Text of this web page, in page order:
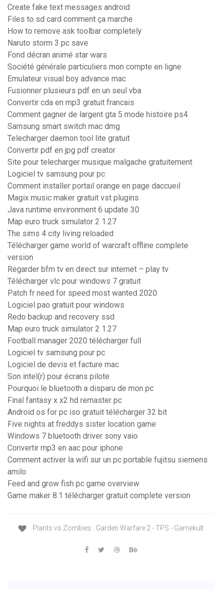
Create fake text messages android
Files to sd card comment ça marche
How to remove ask toolbar completely
Naruto storm 3 pc save
Fond décran animé star wars
Société générale particuliers mon compte en ligne
Emulateur visual boy advance mac
Fusionner plusieurs pdf en un seul vba
Convertir cda en mp3 gratuit francais
Comment gagner de largent gta 5 mode histoire ps4
Samsung smart switch mac dmg
Telecharger daemon tool lite gratuit
Convertir pdf en jpg pdf creator
Site pour telecharger musique malgache gratuitement
Logiciel tv samsung pour pc
Comment installer portail orange en page daccueil
Magix music maker gratuit vst plugins
Java runtime environment 6 update 30
Map euro truck simulator 2 1.27
The sims 4 city living reloaded
Télécharger game world of warcraft offline complete
version
Regarder bfm tv en direct sur internet – play tv
Télécharger vlc pour windows 7 gratuit
Patch fr need for speed most wanted 2020
Logiciel pao gratuit pour windows
Redo backup and recovery ssd
Map euro truck simulator 2 1.27
Football manager 2020 télécharger full
Logiciel tv samsung pour pc
Logiciel de devis et facture mac
Son intel(r) pour écrans pilote
Pourquoi le bluetooth a disparu de mon pc
Final fantasy x x2 hd remaster pc
Android os for pc iso gratuit télécharger 32 bit
Five nights at freddys sister location game
Windows 7 bluetooth driver sony vaio
Convertir mp3 en aac pour iphone
Comment activer la wifi sur un pc portable fujitsu siemens
amilo
Feed and grow fish pc game overview
Game maker 8.1 télécharger gratuit complete version
Plants vs Zombies : Garden Warfare 2 - TPS - Gamekult